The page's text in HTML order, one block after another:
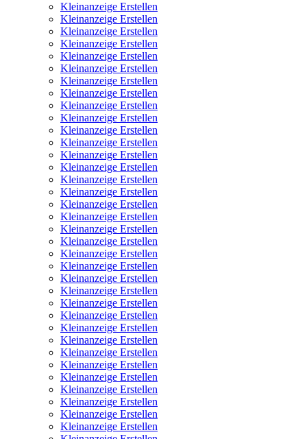
Kleinanzeige Erstellen
Kleinanzeige Erstellen
Kleinanzeige Erstellen
Kleinanzeige Erstellen
Kleinanzeige Erstellen
Kleinanzeige Erstellen
Kleinanzeige Erstellen
Kleinanzeige Erstellen
Kleinanzeige Erstellen
Kleinanzeige Erstellen
Kleinanzeige Erstellen
Kleinanzeige Erstellen
Kleinanzeige Erstellen
Kleinanzeige Erstellen
Kleinanzeige Erstellen
Kleinanzeige Erstellen
Kleinanzeige Erstellen
Kleinanzeige Erstellen
Kleinanzeige Erstellen
Kleinanzeige Erstellen
Kleinanzeige Erstellen
Kleinanzeige Erstellen
Kleinanzeige Erstellen
Kleinanzeige Erstellen
Kleinanzeige Erstellen
Kleinanzeige Erstellen
Kleinanzeige Erstellen
Kleinanzeige Erstellen
Kleinanzeige Erstellen
Kleinanzeige Erstellen
Kleinanzeige Erstellen
Kleinanzeige Erstellen
Kleinanzeige Erstellen
Kleinanzeige Erstellen
Kleinanzeige Erstellen